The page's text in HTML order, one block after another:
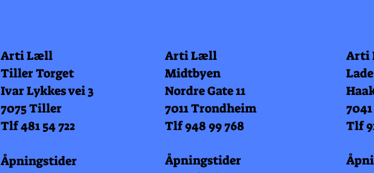
Arti Læll
Tiller Torget
Ivar Lykkes vei 3
7075 Tiller
Tlf 481 54 722
Åpningstider
Arti Læll
Midtbyen
Nordre Gate 11
7011 Trondheim
Tlf 948 99 768
Åpningstider
Arti
Tlf